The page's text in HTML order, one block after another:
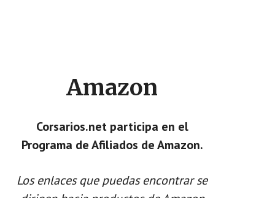
Amazon
Corsarios.net participa en el
Programa de Afiliados de Amazon.
Los enlaces que puedas encontrar se